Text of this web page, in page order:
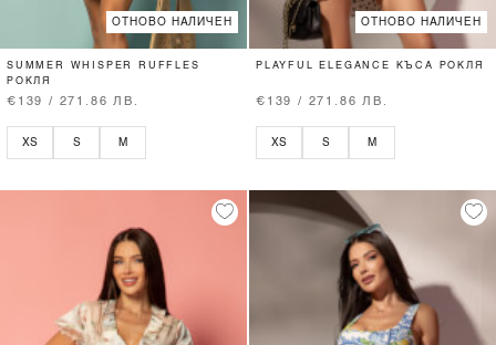
ОТНОВО НАЛИЧЕН
SUMMER WHISPER RUFFLES
РОКЛЯ
€139 / 271.86 ЛВ.
XS S M
ОТНОВО НАЛИЧЕН
PLAYFUL ELEGANCE КЪСА РОКЛЯ
€139 / 271.86 ЛВ.
XS S M